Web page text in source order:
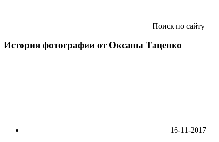
Поиск по сайту
История фотографии от Оксаны Таценко
16-11-2017